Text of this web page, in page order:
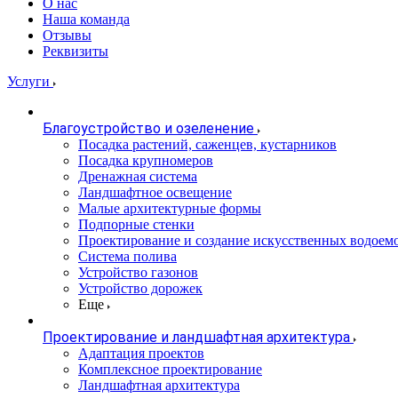
О нас
Наша команда
Отзывы
Реквизиты
Услуги
Благоустройство и озеленение
Посадка растений, саженцев, кустарников
Посадка крупномеров
Дренажная система
Ландшафтное освещение
Малые архитектурные формы
Подпорные стенки
Проектирование и создание искусственных
Система полива
Устройство газонов
Устройство дорожек
Еще
Проектирование и ландшафтная архитектура
Адаптация проектов
Комплексное проектирование
Ландшафтная архитектура